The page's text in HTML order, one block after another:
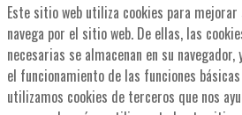
Este sitio web utiliza cookies para
navega por el sitio web. De ellas, las
necesarias se almacenan en su
el funcionamiento de las funciones
utilizamos cookies de terceros que nos